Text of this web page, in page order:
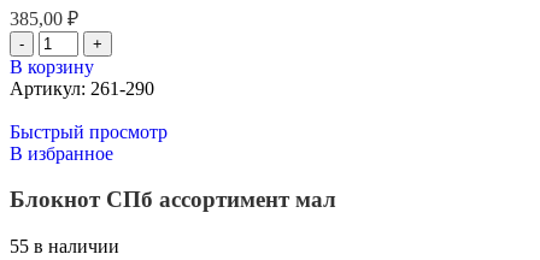
385,00 ₽
В корзину
Артикул: 261-290
Быстрый просмотр
В избранное
Блокнот СПб ассортимент мал
55 в наличии